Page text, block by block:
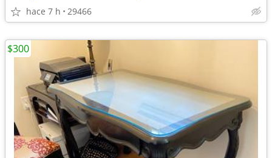
hace 7 h 29466
$300